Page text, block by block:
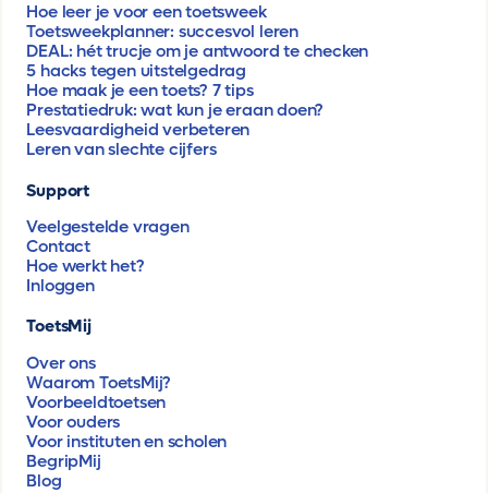
Hoe leer je voor een toetsweek
Toetsweekplanner: succesvol leren
DEAL: hét trucje om je antwoord te checken
5 hacks tegen uitstelgedrag
Hoe maak je een toets? 7 tips
Prestatiedruk: wat kun je eraan doen?
Leesvaardigheid verbeteren
Leren van slechte cijfers
Support
Veelgestelde vragen
Contact
Hoe werkt het?
Inloggen
ToetsMij
Over ons
Waarom ToetsMij?
Voorbeeldtoetsen
Voor ouders
Voor instituten en scholen
BegripMij
Blog